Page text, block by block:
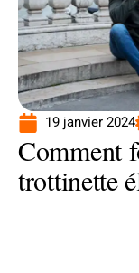
19 janvier 2024
Comment
trottinette